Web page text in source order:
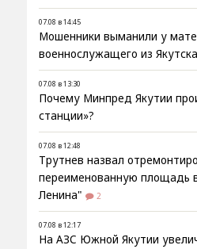
07.08 в 14:45
Мошенники выманили у
военнослужащего из
07.08 в 13:30
Почему Минпред Якутии
станции»?
07.08 в 12:48
Трутнев назвал
переименованную площадь
Ленина"
2
07.08 в 12:17
На АЗС Южной Якутии